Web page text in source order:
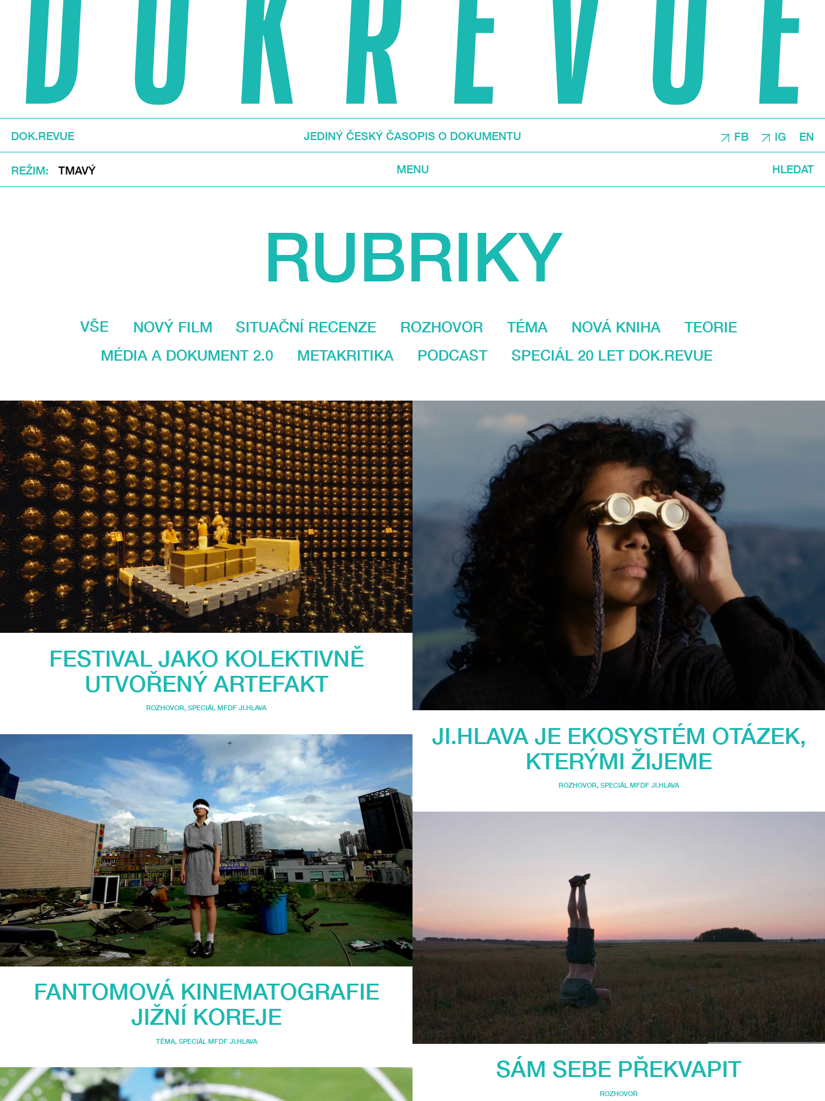
DOK.REVUE JEDINÝ ČESKÝ ČASOPIS O DOKUMENTU FB IG EN
REŽIM TMAVÝ MENU HLEDAT
RUBRIKY
VŠE NOVÝ FILM SITUAČNÍ RECENZE ROZHOVOR TÉMA NOVÁ KNIHA
TEORIE
MÉDIA A DOKUMENT 2.0
METAKRITIKA PODCAST SPECIÁL 20 LET DOK.REVUE
FESTIVAL JAKO KOLEKTIVNĚ
UTVOŘENÝ ARTEFAKT
ROZHOVOR, SPECIÁL MFDF JI.HLAVA
FANTOMOVÁ KINEMATOGRAFIE
JIŽNÍ KOREJE
TÉMA, SPECIÁL MFDF JI.HLAVA
JI.HLAVA JE EKOSYSTÉM OTÁZEK,
KTERÝMI ŽIJEME
ROZHOVOR, SPECIÁL MFDF JI.HLAVA
SÁM SEBE PŘEKVAPIT
ROZHOVOR